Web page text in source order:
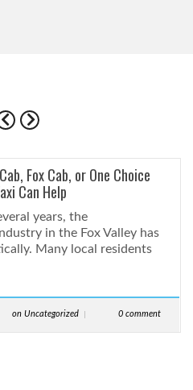
Fox Cab, or One Choice
Can Help
years, the
in the Fox Valley has
Many local residents
on Uncategorized 0 comment